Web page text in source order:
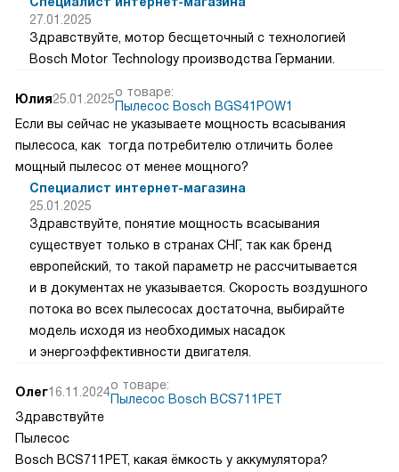
27.01.2025
Здравствуйте, мотор бесщеточный с технологией
Bosch Motor Technology производства Германии.
Юлия25.01.2025о товаре:
Пылесос Bosch BGS41POW1
Если вы сейчас не указываете мощность всасывания
пылесоса, как тогда потребителю отличить более
мощный пылесос от менее мощного?
Специалист интернет-магазина
25.01.2025
Здравствуйте, понятие мощность всасывания
существует только в странах СНГ, так как бренд
европейский, то такой параметр не рассчитывается
и в документах не указывается. Скорость воздушного
потока во всех пылесосах достаточна, выбирайте
модель исходя из необходимых насадок
и энергоэффективности двигателя.
Олег16.11.2024о товаре:
Пылесос Bosch BCS711PET
Здравствуйте
Пылесос
Bosch BCS711PET, какая ёмкость у аккумулятора?